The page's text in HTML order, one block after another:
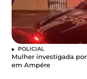
POLICIAL
Mulher investigada
em Ampére